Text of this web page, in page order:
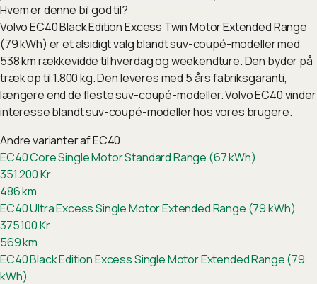
Hvem er denne bil god til?
Volvo EC40 Black Edition Excess Twin Motor Extended Range
(79 kWh) er et alsidigt valg blandt suv-coupé-modeller med
538 km rækkevidde til hverdag og weekendture. Den byder på
træk op til 1.800 kg. Den leveres med 5 års fabriksgaranti,
længere end de fleste suv-coupé-modeller. Volvo EC40 vinder
interesse blandt suv-coupé-modeller hos vores brugere.
Andre varianter afEC40
EC40 Core Single Motor Standard Range (67 kWh)
351.200Kr
486km
EC40 Ultra Excess Single Motor Extended Range (79 kWh)
375.100Kr
569km
EC40 Black Edition Excess Single Motor Extended Range (79
kWh)